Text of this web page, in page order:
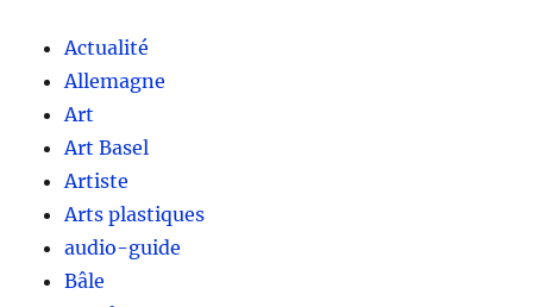
Actualité
Allemagne
Art
Art Basel
Artiste
Arts plastiques
audio-guide
Bâle